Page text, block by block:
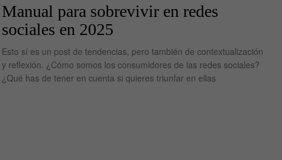
Manual para sobrevivir en redes
sociales en 2025
Esto sí es un post de tendencias, pero también de contextualización
y reflexión. ¿Cómo somos los consumidores de las redes sociales?
¿Qué has de tener en cuenta si quieres triunfar en ellas